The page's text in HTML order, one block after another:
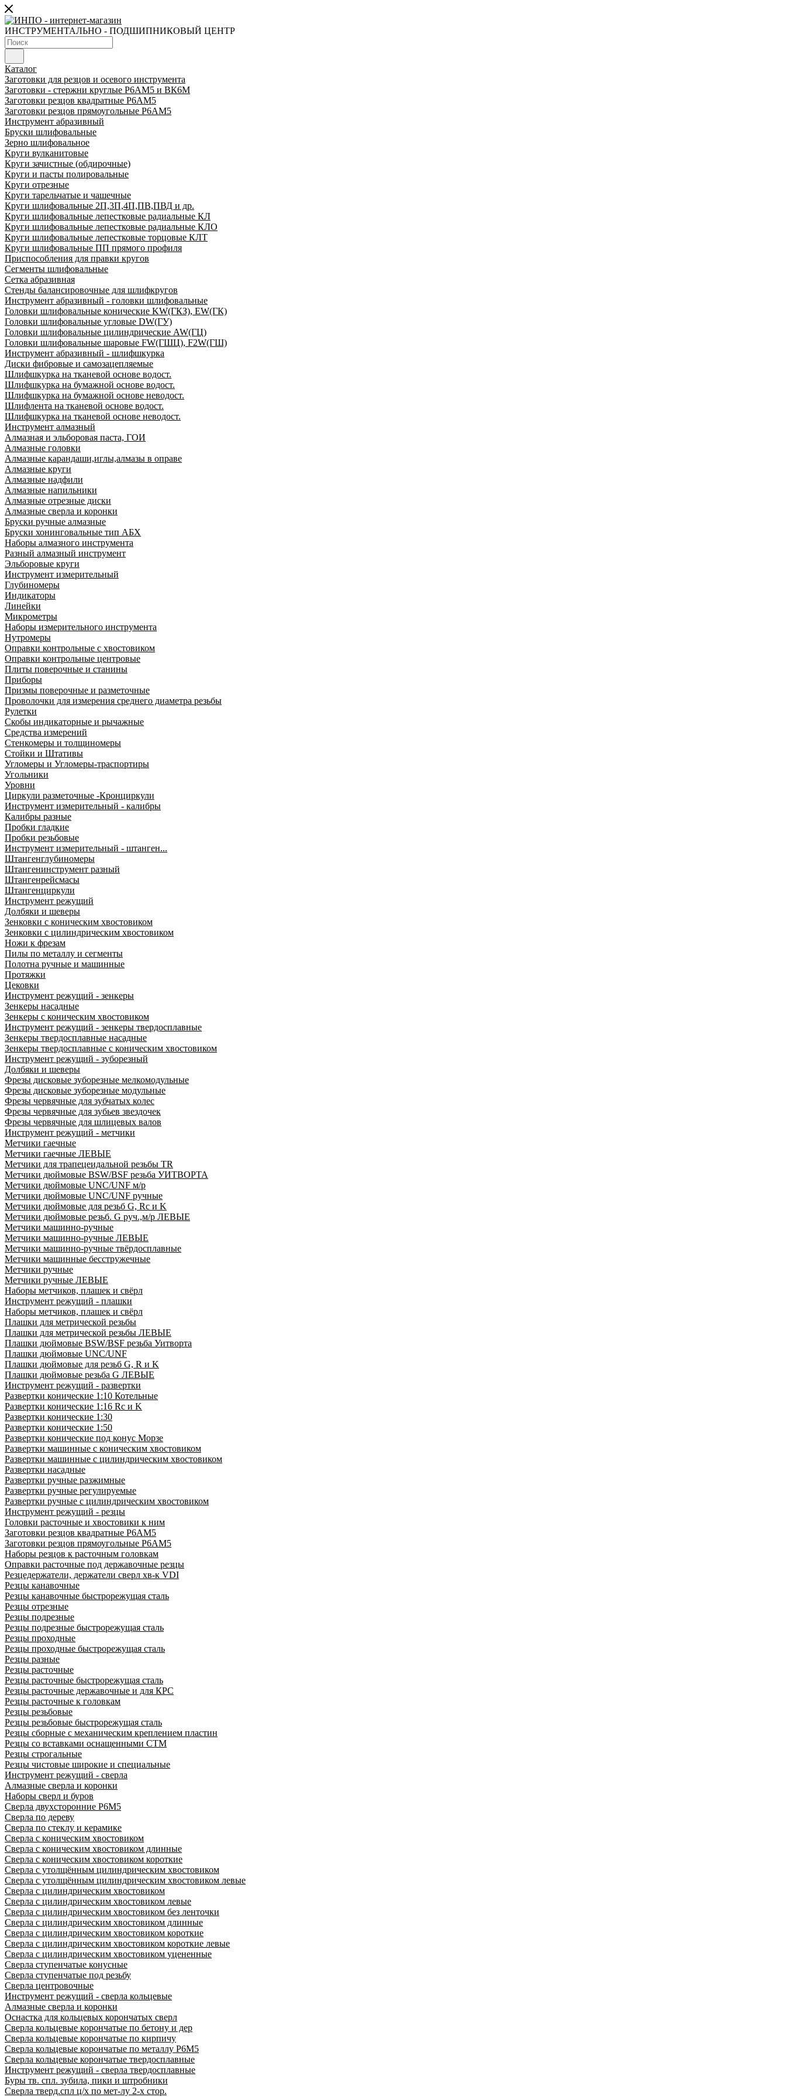
ИНСТРУМЕНТАЛЬНО - ПОДШИПНИКОВЫЙ ЦЕНТР
Каталог
Заготовки для резцов и осевого инструмента
Заготовки - стержни круглые Р6АМ5 и ВК6М
Заготовки резцов квадратные Р6АМ5
Заготовки резцов прямоугольные Р6АМ5
Инструмент абразивный
Бруски шлифовальные
Зерно шлифовальное
Круги вулканитовые
Круги зачистные (обдирочные)
Круги и пасты полировальные
Круги отрезные
Круги тарельчатые и чашечные
Круги шлифовальные 2П,3П,4П,ПВ,ПВД и др.
Круги шлифовальные лепестковые радиальные КЛ
Круги шлифовальные лепестковые радиальные КЛО
Круги шлифовальные лепестковые торцовые КЛТ
Круги шлифовальные ПП прямого профиля
Приспособления для правки кругов
Сегменты шлифовальные
Сетка абразивная
Стенды балансировочные для шлифкругов
Инструмент абразивный - головки шлифовальные
Головки шлифовальные конические KW(ГКЗ), EW(ГК)
Головки шлифовальные угловые DW(ГУ)
Головки шлифовальные цилиндрические AW(ГЦ)
Головки шлифовальные шаровые FW(ГШЦ), F2W(ГШ)
Инструмент абразивный - шлифшкурка
Диски фибровые и самозацепляемые
Шлифшкурка на тканевой основе водост.
Шлифшкурка на бумажной основе водост.
Шлифшкурка на бумажной основе неводост.
Шлифлента на тканевой основе водост.
Шлифшкурка на тканевой основе неводост.
Инструмент алмазный
Алмазная и эльборовая паста, ГОИ
Алмазные головки
Алмазные карандаши,иглы,алмазы в оправе
Алмазные круги
Алмазные надфили
Алмазные напильники
Алмазные отрезные диски
Алмазные сверла и коронки
Бруски ручные алмазные
Бруски хонинговальные тип АБХ
Наборы алмазного инструмента
Разный алмазный инструмент
Эльборовые круги
Инструмент измерительный
Глубиномеры
Индикаторы
Линейки
Микрометры
Наборы измерительного инструмента
Нутромеры
Оправки контрольные с хвостовиком
Оправки контрольные центровые
Плиты поверочные и станины
Приборы
Призмы поверочные и разметочные
Проволочки для измерения среднего диаметра резьбы
Рулетки
Скобы индикаторные и рычажные
Средства измерений
Стенкомеры и толщиномеры
Стойки и Штативы
Угломеры и Угломеры-траспортиры
Угольники
Уровни
Циркули разметочные -Кронциркули
Инструмент измерительный - калибры
Калибры разные
Пробки гладкие
Пробки резьбовые
Инструмент измерительный - штанген...
Штангенглубиномеры
Штангенинструмент разный
Штангенрейсмасы
Штангенциркули
Инструмент режущий
Долбяки и шеверы
Зенковки с коническим хвостовиком
Зенковки с цилиндрическим хвостовиком
Ножи к фрезам
Пилы по металлу и сегменты
Полотна ручные и машинные
Протяжки
Цековки
Инструмент режущий - зенкеры
Зенкеры насадные
Зенкеры с коническим хвостовиком
Инструмент режущий - зенкеры твердосплавные
Зенкеры твердосплавные насадные
Зенкеры твердосплавные с коническим хвостовиком
Инструмент режущий - зуборезный
Долбяки и шеверы
Фрезы дисковые зуборезные мелкомодульные
Фрезы дисковые зуборезные модульные
Фрезы червячные для зубчатых колес
Фрезы червячные для зубьев звездочек
Фрезы червячные для шлицевых валов
Инструмент режущий - метчики
Метчики гаечные
Метчики гаечные ЛЕВЫЕ
Метчики для трапецеидальной резьбы TR
Метчики дюймовые BSW/BSF резьба УИТВОРТА
Метчики дюймовые UNC/UNF м/р
Метчики дюймовые UNC/UNF ручные
Метчики дюймовые для резьб G, Rc и K
Метчики дюймовые резьб. G руч.,м/р ЛЕВЫЕ
Метчики машинно-ручные
Метчики машинно-ручные ЛЕВЫЕ
Метчики машинно-ручные твёрдосплавные
Метчики машинные бесстружечные
Метчики ручные
Метчики ручные ЛЕВЫЕ
Наборы метчиков, плашек и свёрл
Инструмент режущий - плашки
Наборы метчиков, плашек и свёрл
Плашки для метрической резьбы
Плашки для метрической резьбы ЛЕВЫЕ
Плашки дюймовые BSW/BSF резьба Уитворта
Плашки дюймовые UNC/UNF
Плашки дюймовые для резьб G, R и K
Плашки дюймовые резьба G ЛЕВЫЕ
Инструмент режущий - развертки
Развертки конические 1:10 Котельные
Развертки конические 1:16 Rc и K
Развертки конические 1:30
Развертки конические 1:50
Развертки конические под конус Морзе
Развертки машинные с коническим хвостовиком
Развертки машинные с цилиндрическим хвостовиком
Развертки насадные
Развертки ручные разжимные
Развертки ручные регулируемые
Развертки ручные с цилиндрическим хвостовиком
Инструмент режущий - резцы
Головки расточные и хвостовики к ним
Заготовки резцов квадратные Р6АМ5
Заготовки резцов прямоугольные Р6АМ5
Наборы резцов к расточным головкам
Оправки расточные под державочные резцы
Резцедержатели, держатели сверл хв-к VDI
Резцы канавочные
Резцы канавочные быстрорежущая сталь
Резцы отрезные
Резцы подрезные
Резцы подрезные быстрорежущая сталь
Резцы проходные
Резцы проходные быстрорежущая сталь
Резцы разные
Резцы расточные
Резцы расточные быстрорежущая сталь
Резцы расточные державочные и для КРС
Резцы расточные к головкам
Резцы резьбовые
Резцы резьбовые быстрорежущая сталь
Резцы сборные с механическим креплением пластин
Резцы со вставками оснащенными СТМ
Резцы строгальные
Резцы чистовые широкие и специальные
Инструмент режущий - сверла
Алмазные сверла и коронки
Наборы сверл и буров
Сверла двухсторонние Р6М5
Сверла по дереву
Сверла по стеклу и керамике
Сверла с коническим хвостовиком
Сверла с коническим хвостовиком длинные
Сверла с коническим хвостовиком короткие
Сверла с утолщённым цилиндрическим хвостовиком
Сверла с утолщённым цилиндрическим хвостовиком левые
Сверла с цилиндрическим хвостовиком
Сверла с цилиндрическим хвостовиком левые
Сверла с цилиндрическим хвостовиком без ленточки
Сверла с цилиндрическим хвостовиком длинные
Сверла с цилиндрическим хвостовиком короткие
Сверла с цилиндрическим хвостовиком короткие левые
Сверла с цилиндрическим хвостовиком уцененные
Сверла ступенчатые конусные
Сверла ступенчатые под резьбу
Сверла центровочные
Инструмент режущий - сверла кольцевые
Алмазные сверла и коронки
Оснастка для кольцевых корончатых сверл
Сверла кольцевые корончатые по бетону и дер
Сверла кольцевые корончатые по кирпичу
Сверла кольцевые корончатые по металлу Р6М5
Сверла кольцевые корончатые твердосплавные
Инструмент режущий - сверла твердосплавные
Буры тв. спл. зубила, пики и штробники
Сверла тверд.спл ц/х по мет-лу 2-х стор.